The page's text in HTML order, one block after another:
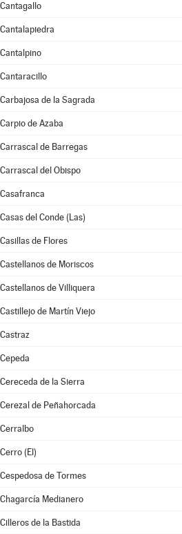
Cantagallo
Cantalapiedra
Cantalpino
Cantaracillo
Carbajosa de la Sagrada
Carpio de Azaba
Carrascal de Barregas
Carrascal del Obispo
Casafranca
Casas del Conde (Las)
Casillas de Flores
Castellanos de Moriscos
Castellanos de Villiquera
Castillejo de Martín Viejo
Castraz
Cepeda
Cereceda de la Sierra
Cerezal de Peñahorcada
Cerralbo
Cerro (El)
Cespedosa de Tormes
Chagarcía Medianero
Cilleros de la Bastida